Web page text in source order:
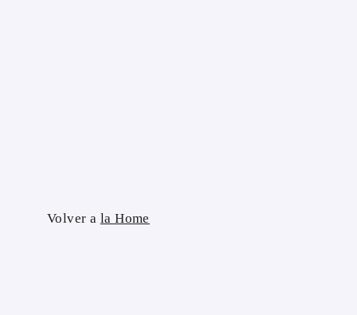
Volver a la Home